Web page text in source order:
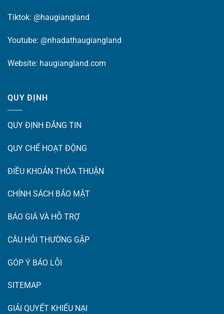
Tiktok: @haugiangland
Youtube: @nhadathaugiangland
Website: haugiangland.com
QUY ĐỊNH
QUY ĐỊNH ĐĂNG TIN
QUY CHẾ HOẠT ĐỘNG
ĐIỀU KHOẢN THỎA THUẬN
CHÍNH SÁCH BẢO MẬT
BÁO GIÁ VÀ HỖ TRỢ
CÂU HỎI THƯỜNG GẶP
GÓP Ý BÁO LỖI
SITEMAP
GIẢI QUYẾT KHIẾU NẠI